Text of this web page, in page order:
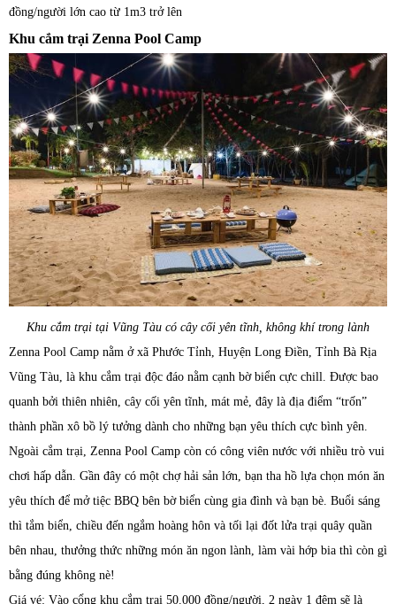
đồng/người lớn cao từ 1m3 trở lên
Khu cắm trại Zenna Pool Camp
Khu cắm trại tại Vũng Tàu có cây cối yên tĩnh, không khí trong lành
Zenna Pool Camp nằm ở xã Phước Tỉnh, Huyện Long Điền, Tỉnh Bà Rịa
Vũng Tàu, là khu cắm trại độc đáo nằm cạnh bờ biển cực chill. Được bao
quanh bởi thiên nhiên, cây cối yên tĩnh, mát mẻ, đây là địa điểm “trốn”
thành phần xô bồ lý tưởng dành cho những bạn yêu thích cực bình yên.
Ngoài cắm trại, Zenna Pool Camp còn có công viên nước với nhiều trò vui
chơi hấp dẫn. Gần đây có một chợ hải sản lớn, bạn tha hồ lựa chọn món ăn
yêu thích để mở tiệc BBQ bên bờ biển cùng gia đình và bạn bè. Buổi sáng
thì tắm biển, chiều đến ngắm hoàng hôn và tối lại đốt lửa trại quây quần
bên nhau, thưởng thức những món ăn ngon lành, làm vài hớp bia thì còn gì
bằng đúng không nè!
Giá vé: Vào cổng khu cắm trại 50.000 đồng/người, 2 ngày 1 đêm sẽ là